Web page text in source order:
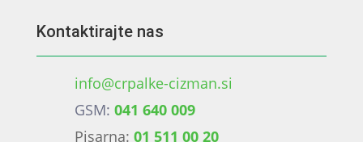
Kontaktirajte nas
info@crpalke-cizman.si
GSM: 041 640 009
Pisarna: 01 511 00 20